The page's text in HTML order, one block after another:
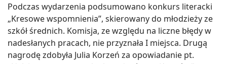
Podczas wydarzenia podsumowano konkurs literacki
„Kresowe wspomnienia”, skierowany do młodzieży ze
szkół średnich. Komisja, ze względu na liczne błędy w
nadesłanych pracach, nie przyznała I miejsca. Drugą
nagrodę zdobyła Julia Korzeń za opowiadanie pt.